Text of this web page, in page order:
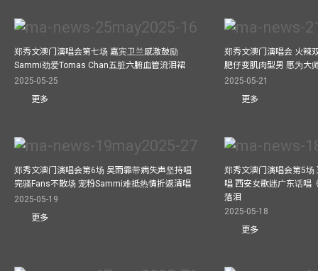
郑秀文澳门演唱会第七场 嘉宾卫兰感激鼓励
Sammi劲爱Tomas Chan五脏六腑血管流泪裙
2025-05-25
更多
郑秀文澳门演唱会 火辣
肥仔变肌肉型男 愿为大
2025-05-21
更多
郑秀文澳门演唱会第6场 吴雨霏带病失声坚持唱
完骚Fans不散场 宠粉Sammi难抵热情折返清唱
2025-05-19
更多
郑秀文澳门演唱会第5场
唱 西安女歌迷广东话唱
落泪
2025-05-18
更多